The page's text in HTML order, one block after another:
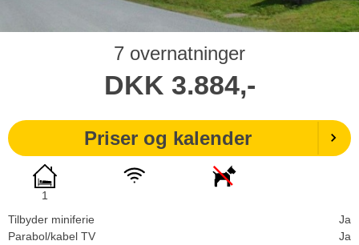
7 overnatninger
DKK 3.884,-
Priser og kalender
1
Tilbyder miniferie
Ja
Parabol/kabel TV
Ja